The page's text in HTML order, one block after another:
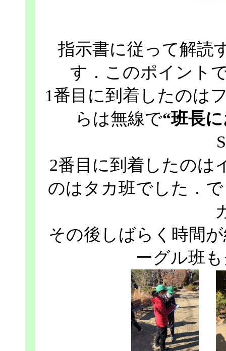
指示書に従って解読
す．このポイント
1番目に到着したのは
らは無線で“班長
2番目に到着したのは
のはタカ班でした．
その後しばらく時間
ーグル班